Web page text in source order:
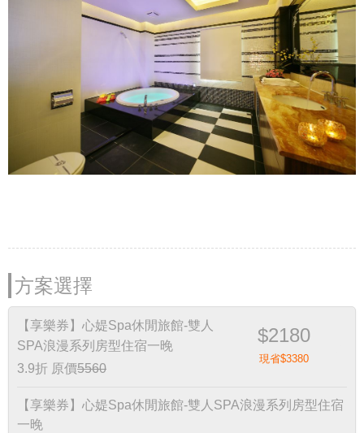
方案選擇
【享樂券】心媞Spa休閒旅館-雙人
SPA浪漫系列房型住宿一晚
3.9折 原價5560
$2180
現省$3380
【享樂券】心媞Spa休閒旅館-雙人SPA浪漫系列房型住宿
一晚